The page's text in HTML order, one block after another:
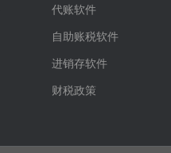
代账软件
自助账税软件
进销存软件
财税政策